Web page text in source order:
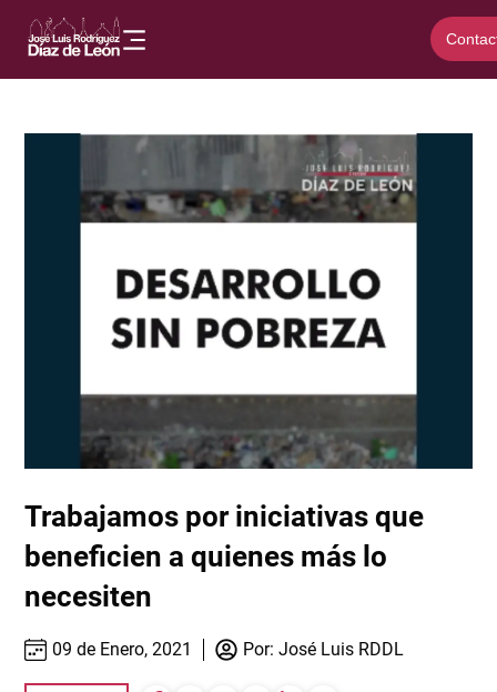
Trabajamos por iniciativas que
beneficien a quienes más lo
necesiten
09 de Enero, 2021 Por: José Luis RDDL